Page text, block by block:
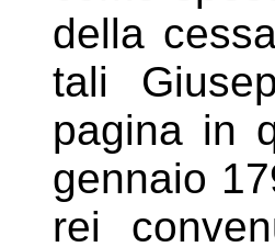
della
tali
pagina in
gennaio
rei